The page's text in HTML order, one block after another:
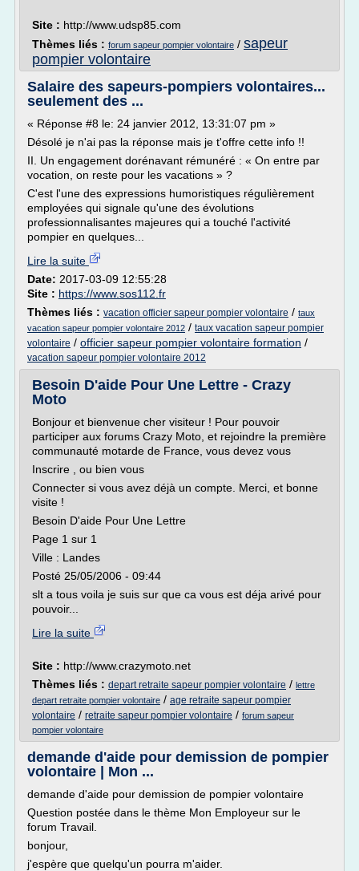
Site : http://www.udsp85.com
Thèmes liés : forum sapeur pompier volontaire / sapeur
pompier volontaire
Salaire des sapeurs-pompiers volontaires...
seulement des ...
« Réponse #8 le: 24 janvier 2012, 13:31:07 pm »
Désolé je n'ai pas la réponse mais je t'offre cette info !!
II. Un engagement dorénavant rémunéré : « On entre par
vocation, on reste pour les vacations » ?
C'est l'une des expressions humoristiques régulièrement
employées qui signale qu'une des évolutions
professionnalisantes majeures qui a touché l'activité
pompier en quelques...
Lire la suite
Date: 2017-03-09 12:55:28
Site : https://www.sos112.fr
Thèmes liés : vacation officier sapeur pompier volontaire / taux
vacation sapeur pompier volontaire 2012 / taux vacation sapeur pompier
volontaire / officier sapeur pompier volontaire formation /
vacation sapeur pompier volontaire 2012
Besoin D'aide Pour Une Lettre - Crazy
Moto
Bonjour et bienvenue cher visiteur ! Pour pouvoir
participer aux forums Crazy Moto, et rejoindre la première
communauté motarde de France, vous devez vous
Inscrire , ou bien vous
Connecter si vous avez déjà un compte. Merci, et bonne
visite !
Besoin D'aide Pour Une Lettre
Page 1 sur 1
Ville : Landes
Posté 25/05/2006 - 09:44
slt a tous voila je suis sur que ca vous est déja arivé pour
pouvoir...
Lire la suite
Site : http://www.crazymoto.net
Thèmes liés : depart retraite sapeur pompier volontaire / lettre
depart retraite pompier volontaire / age retraite sapeur pompier
volontaire / retraite sapeur pompier volontaire / forum sapeur
pompier volontaire
demande d'aide pour demission de pompier
volontaire | Mon ...
demande d'aide pour demission de pompier volontaire
Question postée dans le thème Mon Employeur sur le
forum Travail.
bonjour,
j'espère que quelqu'un pourra m'aider.